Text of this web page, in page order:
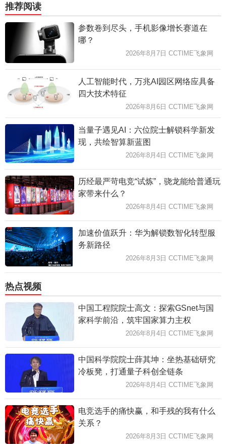
推荐阅读
参数卷到尽头，手机影像增长赛道在
哪？
2026年8月7日 CCTIME飞象网
人工智能时代，万兆AI园区网络应具备
四大技术特征
2026年8月6日 CCTIME飞象网
当量子遇见AI：六位院士解锁科学新发
现，共绘智算新蓝图
2026年8月4日 CCTIME飞象网
历经最严苛电竞“试炼”，骁龙能给普通玩
家带来什么？
2026年8月4日 CCTIME飞象网
加速价值跃升：华为解锁数智化转型服
务新路径
2026年8月3日 CCTIME飞象网
热点视频
中国工程院院士高文：探索GSnet与国
家科学前沿，筑牢国家算力主权
2026年8月4日 CCTIME飞象网
中国科学院院士薛其坤：坐热基础研究
冷板凳，打通量子科创全链条
2026年8月4日 CCTIME飞象网
电竞选手的痛快赢，和手残的我有什么
关系？
2026年8月3日 CCTIME飞象网